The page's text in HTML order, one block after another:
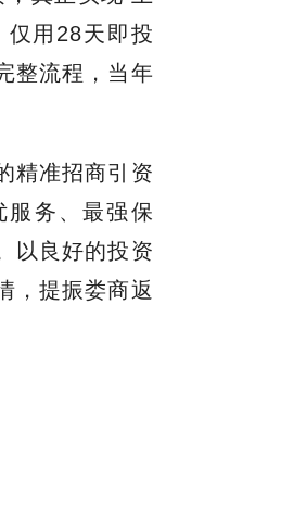
仅用28天即投
整流程，当年
精准招商引资
服务、最强保
以良好的投资
，提振娄商返